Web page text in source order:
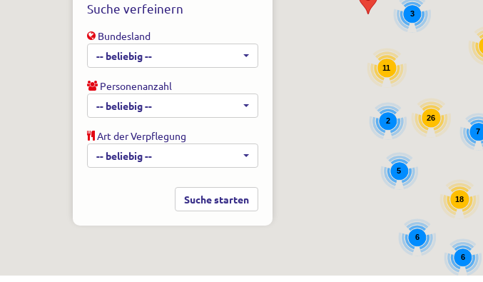
Suche verfeinern
Bundesland
-- beliebig --
Personenanzahl
-- beliebig --
Art der Verpflegung
-- beliebig --
18
26
6
11
7
6
5
3
2